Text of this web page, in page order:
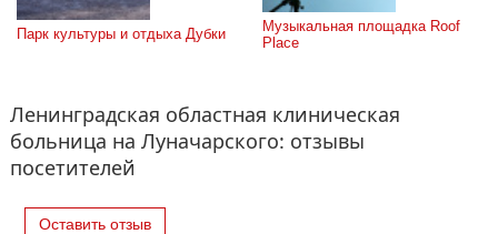
Парк культуры и отдыха Дубки
Музыкальная площадка Roof
Place
Ленинградская областная клиническая
больница на Луначарского: отзывы
посетителей
Оставить отзыв